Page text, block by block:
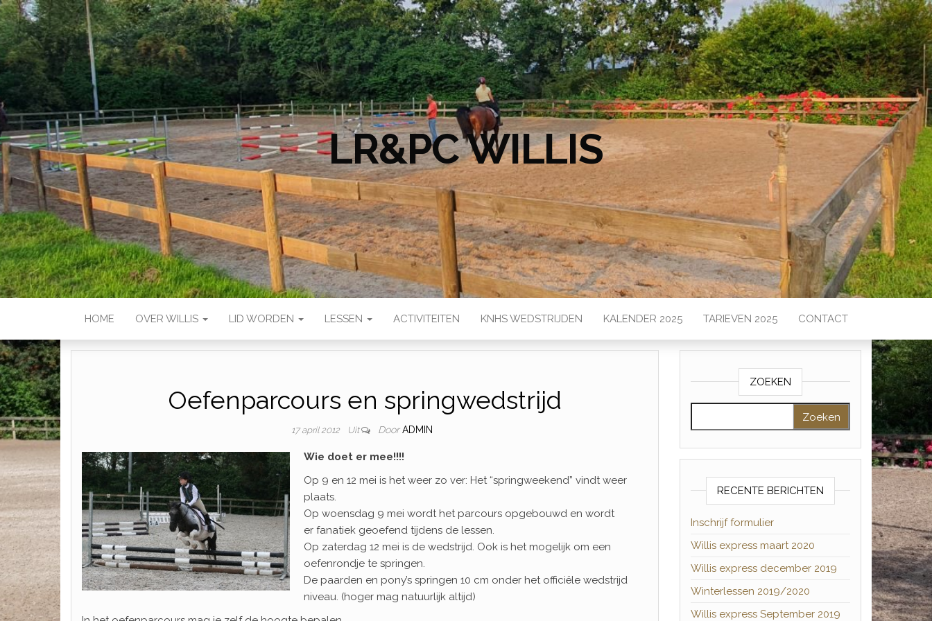
LR&PC WILLIS
HOME OVER WILLIS LID WORDEN LESSEN ACTIVITEITEN KNHS WEDSTRIJDEN KALENDER 2025 TARIEVEN 2025 CONTACT
Oefenparcours en springwedstrijd
17 april 2012 Uit Door ADMIN
Wie doet er mee!!!!
Op 9 en 12 mei is het weer zo ver: Het “springweekend” vindt weer
plaats.
Op woensdag 9 mei wordt het parcours opgebouwd en wordt
er fanatiek geoefend tijdens de lessen.
Op zaterdag 12 mei is de wedstrijd. Ook is het mogelijk om een
oefenrondje te springen.
De paarden en pony’s springen 10 cm onder het officiële wedstrijd
niveau. (hoger mag natuurlijk altijd)
ZOEKEN
RECENTE BERICHTEN
Inschrijf formulier
Willis express maart 2020
Willis express december 2019
Winterlessen 2019/2020
Willis express September 2019